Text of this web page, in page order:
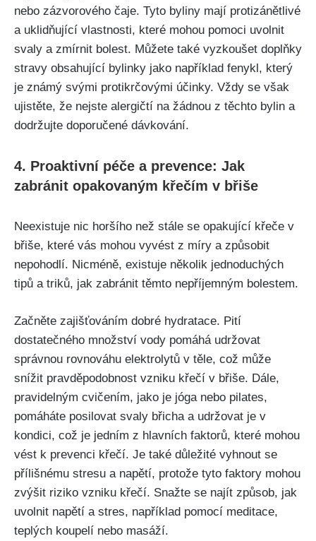
nebo zázvorového ⁣čaje. Tyto byliny‌ mají protizánětlivé
a uklidňující vlastnosti, které mohou pomoci uvolnit
svaly a zmírnit⁢ bolest. Můžete také vyzkoušet‍ doplňky
stravy obsahující bylinky jako například fenykl, který
je známý ⁣svými protikrčovými účinky. Vždy se však
ujistěte, že nejste alergičtí na žádnou z těchto bylin⁢ a
dodržujte ‌doporučené dávkování.
4. Proaktivní péče a prevence: Jak⁣
zabránit opakovaným křečím v ​břiše
Neexistuje nic horšího než stále se opakující křeče v
břiše, které ‍vás mohou vyvést z míry a způsobit
nepohodlí. ​Nicméně, existuje několik jednoduchých
tipů a triků, jak zabránit těmto nepříjemným bolestem.
Začněte zajišťováním dobré⁣ hydratace. Pití
dostatečného množství vody pomáhá‌ udržovat
správnou rovnováhu elektrolytů v těle, což může
⁤snížit ⁢pravděpodobnost vzniku‌ křečí‍ v⁢ břiše. Dále,
pravidelným cvičením, jako je jóga nebo pilates,
pomáháte posilovat svaly břicha a udržovat je ‍v
kondici, ​což je jedním ⁤z hlavních faktorů, které mohou
vést k prevenci křečí. Je také důležité vyhnout ⁤se
přílišnému stresu a napětí, protože tyto faktory mohou‌
zvýšit riziko vzniku⁤ křečí. ⁢Snažte ‌se‍ najít způsob, jak
uvolnit napětí a stres,​ například pomocí meditace,
teplých koupelí nebo ⁣masáží.